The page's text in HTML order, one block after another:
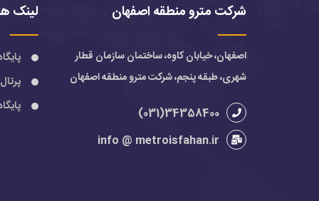
شرکت مترو منطقه اصفهان
اصفهان، خیابان کاوه، ساختمان سازمان قطار
شهری، طبقه پنجم، شرکت مترو منطقه اصفهان
34358400(031)
info @ metroisfahan.ir
لینک